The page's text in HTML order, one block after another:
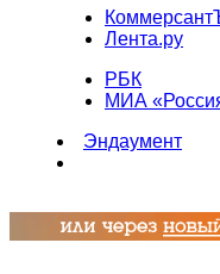
Лента.ру
РБК
МИА
Эндаумент